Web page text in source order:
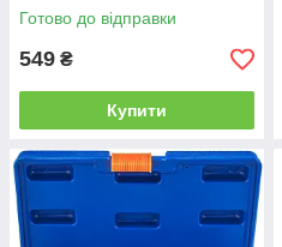
Готово до відправки
549 ₴
Купити